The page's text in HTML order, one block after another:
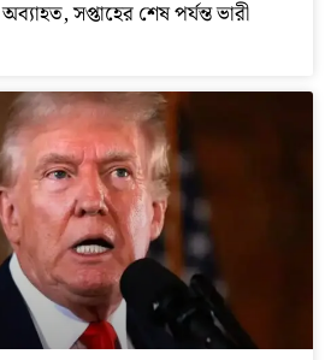
সপ্তাহের শেষ পর্যন্ত ভারী